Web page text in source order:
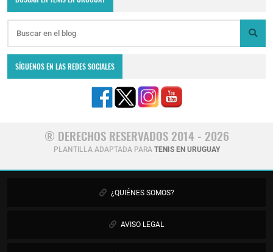
SÍGUENOS EN LAS REDES SOCIALES
® DERECHOS RESERVADOS 2014 - 2026
PLANTILLA ADAPTADA PARA TENIS EN URUGUAY
¿QUIÉNES SOMOS?
AVISO LEGAL